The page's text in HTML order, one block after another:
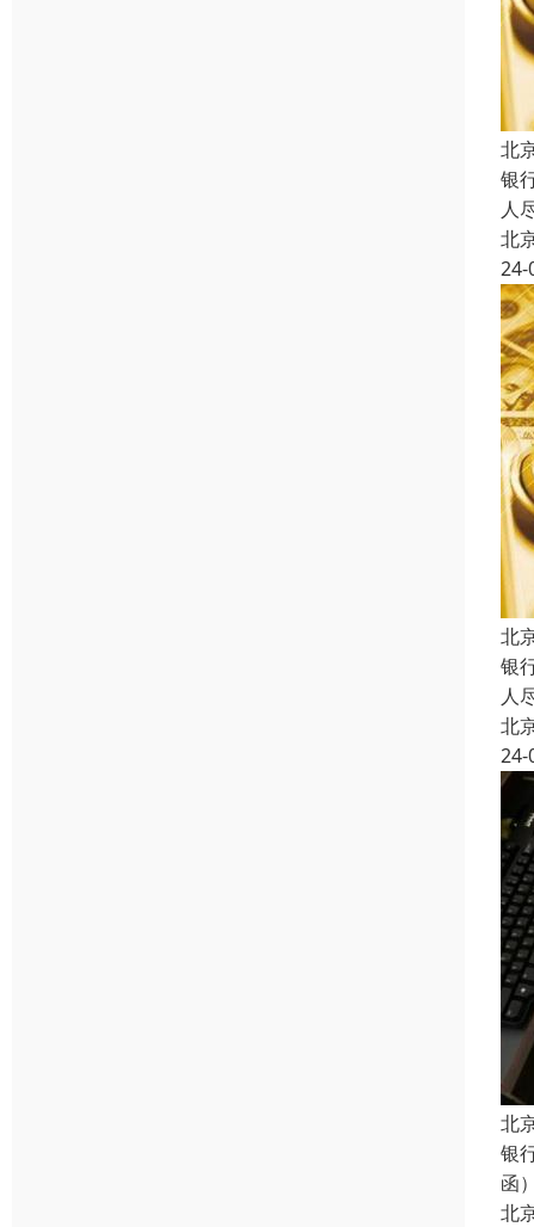
北
银
人
北
24-
北
银
人
北
24-
北
银
函
北